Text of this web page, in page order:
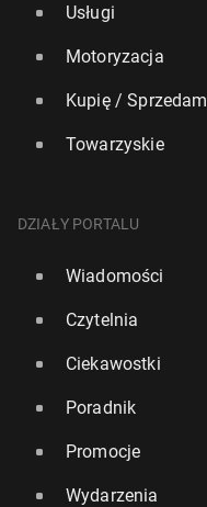
Usługi
Motoryzacja
Kupię / Sprzedam
Towarzyskie
DZIAŁY PORTALU
Wiadomości
Czytelnia
Ciekawostki
Poradnik
Promocje
Wydarzenia